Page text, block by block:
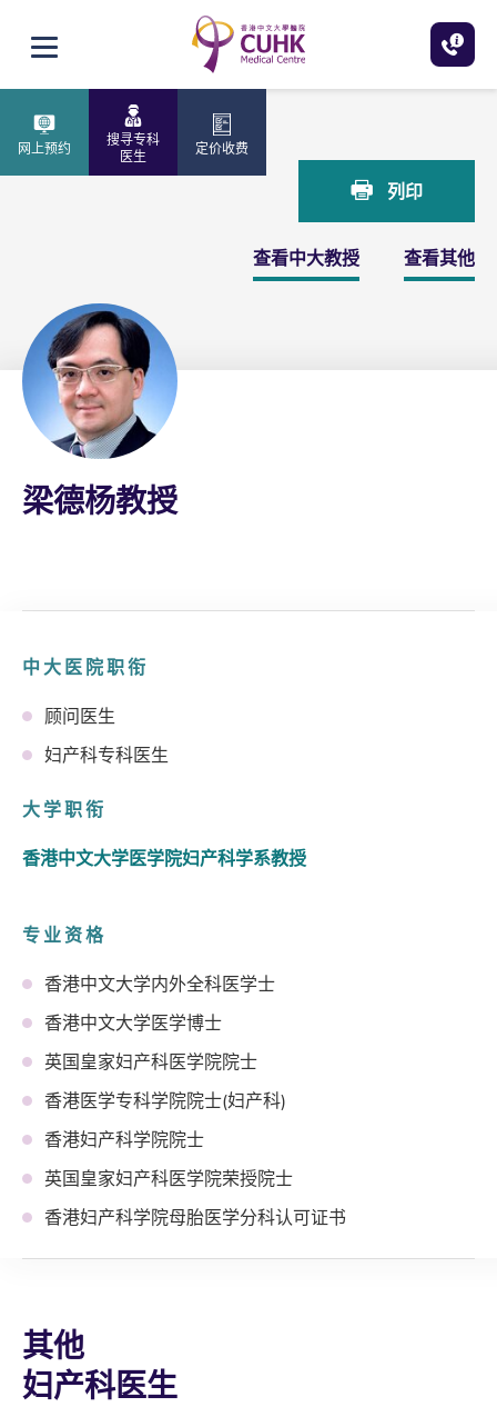
打开选单
网上预约
搜寻专科
医生
定价收费
主页 梁德杨教授
列印
查看中大教授 查看其他
梁德杨教授
中大医院职衔
顾问医生
妇产科专科医生
大学职衔
香港中文大学医学院妇产科学系教授
专业资格
香港中文大学内外全科医学士
香港中文大学医学博士
英国皇家妇产科医学院院士
香港医学专科学院院士(妇产科)
香港妇产科学院院士
英国皇家妇产科医学院荣授院士
香港妇产科学院母胎医学分科认可证书
其他
妇产科医生